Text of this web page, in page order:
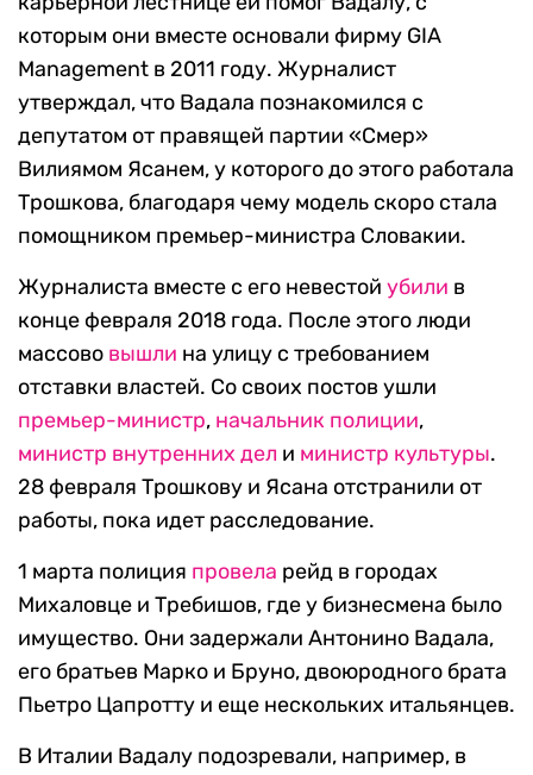
которым они вместе основали фирму GIA
Management в 2011 году. Журналист
утверждал, что Вадала познакомился с
депутатом от правящей партии «Смер»
Вилиямом Ясанем, у которого до этого работала
Трошкова, благодаря чему модель скоро стала
помощником премьер-министра Словакии.
Журналиста вместе с его невестой убили в
конце февраля 2018 года. После этого люди
массово вышли на улицу с требованием
отставки властей. Со своих постов ушли
премьер-министр, начальник полиции,
министр внутренних дел и министр культуры.
28 февраля Трошкову и Ясана отстранили от
работы, пока идет расследование.
1 марта полиция провела рейд в городах
Михаловце и Требишов, где у бизнесмена было
имущество. Они задержали Антонино Вадала,
его братьев Марко и Бруно, двоюродного брата
Пьетро Цапротту и еще нескольких итальянцев.
В Италии Вадалу подозревали, например, в